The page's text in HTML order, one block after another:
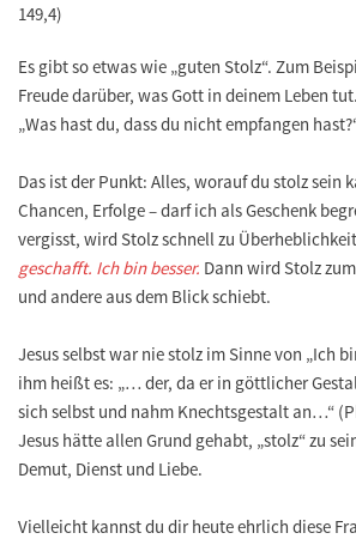
149,4)
Es gibt so etwas wie „guten Stolz“. Zum
Freude darüber, was Gott in deinem Leben
„Was hast du, dass du nicht empfangen
Das ist der Punkt: Alles, worauf du stolz sein
Chancen, Erfolge – darf ich als Geschenk
vergisst, wird Stolz schnell zu
geschafft. Ich bin besser. Dann wird Stolz
und andere aus dem Blick schiebt.
Jesus selbst war nie stolz im Sinne von „Ich
ihm heißt es: „… der, da er in göttlicher
sich selbst und nahm Knechtsgestalt an…“
Jesus hätte allen Grund gehabt, „stolz“ zu
Demut, Dienst und Liebe.
Vielleicht kannst du dir heute ehrlich diese